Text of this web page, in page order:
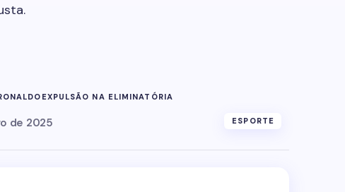
EXPULSÃO NA ELIMINATÓRIA
de 2025 ESPORTE